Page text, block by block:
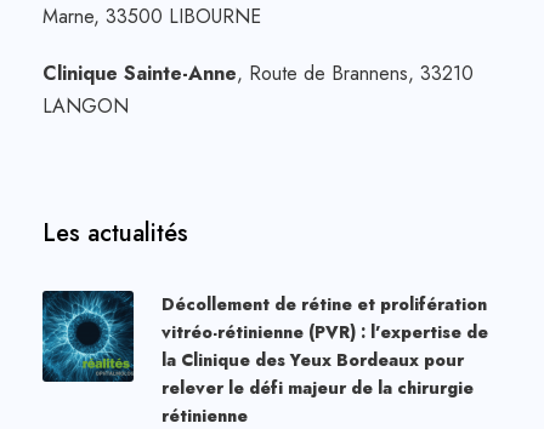
Marne, 33500 LIBOURNE
Clinique Sainte-Anne, Route de Brannens, 33210
LANGON
Les actualités
Décollement de rétine et prolifération
vitréo-rétinienne (PVR) : l’expertise de
la Clinique des Yeux Bordeaux pour
relever le défi majeur de la chirurgie
rétinienne